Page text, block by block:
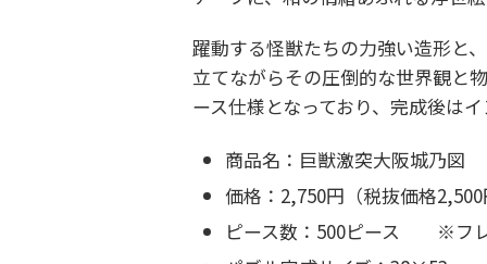
躍動する怪獣たちの力強い造形と
立てながらその圧倒的な世界観と
ース仕様となっており、完成後は
商品名：巨獣激突大阪城乃図
価格：2,750円（税抜価格2,500
ピース数：500ピース ※フレ